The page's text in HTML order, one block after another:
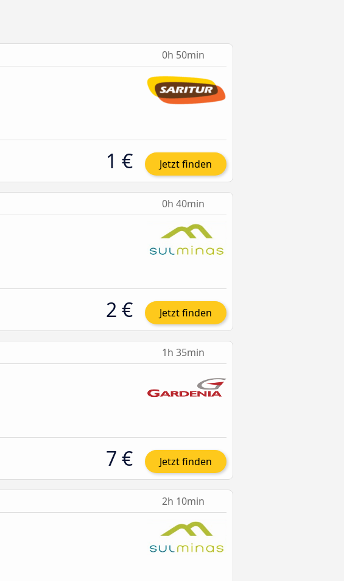
0h 50min
1 € Jetzt finden
0h 40min
2 € Jetzt finden
1h 35min
7 € Jetzt finden
2h 10min